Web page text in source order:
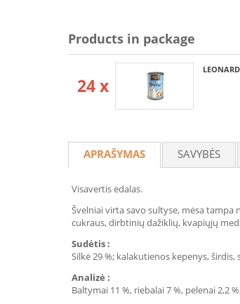
Products in package
24 x
APRAŠYMAS SAVYBĖS
Visavertis ėdalas.
Švelniai virta savo sultyse, mėsa
cukraus, dirbtinių dažiklių, kvapiųjų
Sudėtis :
Silkė 29 %; kalakutienos kepenys,
Analizė :
Baltymai 11 %, riebalai 7 %, pelenai 2,2